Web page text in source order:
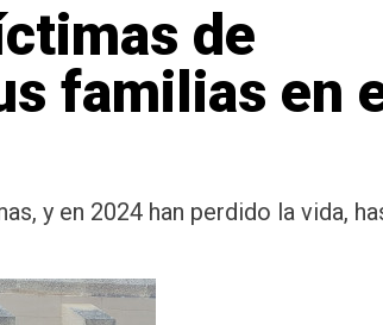
de
familias en
y en 2024 han perdido la vida,